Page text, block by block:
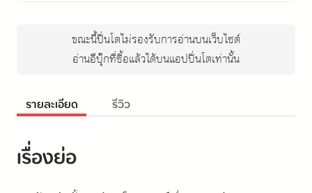
ขณะนี้ปิ่นโตไม่รองรับการอ่านบนเว็บไซต์
อ่านอีบุ๊กที่ซื้อแล้วได้บนแอปปิ่นโตเท่านั้น
รายละเอียด รีวิว
เรื่องย่อ